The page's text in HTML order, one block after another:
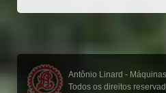
Antônio Linard -
Todos os direitos